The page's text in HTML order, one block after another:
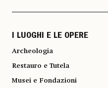
I LUOGHI E LE OPERE
Archeologia
Restauro e Tutela
Musei e Fondazioni